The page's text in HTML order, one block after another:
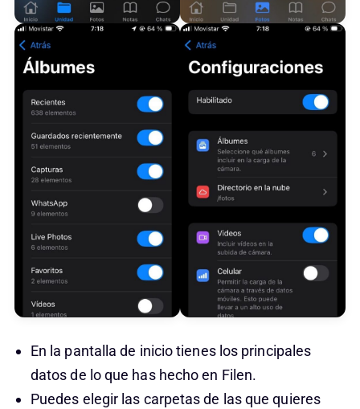
En la pantalla de inicio tienes los principales
datos de lo que has hecho en Filen.
Puedes elegir las carpetas de las que quieres